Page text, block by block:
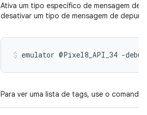
Ativa um tipo específico de mensagem de
desativar um tipo de mensagem de
emulator @Pixel8_API_34 -
Para ver uma lista de tags, use o comando